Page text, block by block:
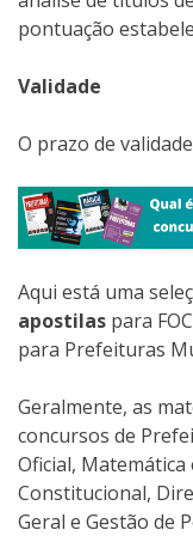
pontuação
Validade
O prazo de
Aqui está uma
apostilas para
para Prefeituras
Geralmente, as
concursos de
Oficial,
Constitucional,
Geral e Gestão de